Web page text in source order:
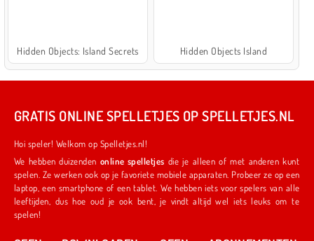
Hidden Objects: Island Secrets Hidden Objects Island
GRATIS ONLINE SPELLETJES OP SPELLETJES.NL
Hoi speler! Welkom op Spelletjes.nl!
We hebben duizenden online spelletjes die je alleen of met anderen kunt
spelen. Ze werken ook op je favoriete mobiele apparaten. Probeer ze op een
laptop, een smartphone of een tablet. We hebben iets voor spelers van alle
leeftijden, dus hoe oud je ook bent, je vindt altijd wel iets leuks om te
spelen!